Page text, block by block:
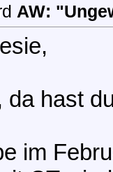
AW:
da hast
im